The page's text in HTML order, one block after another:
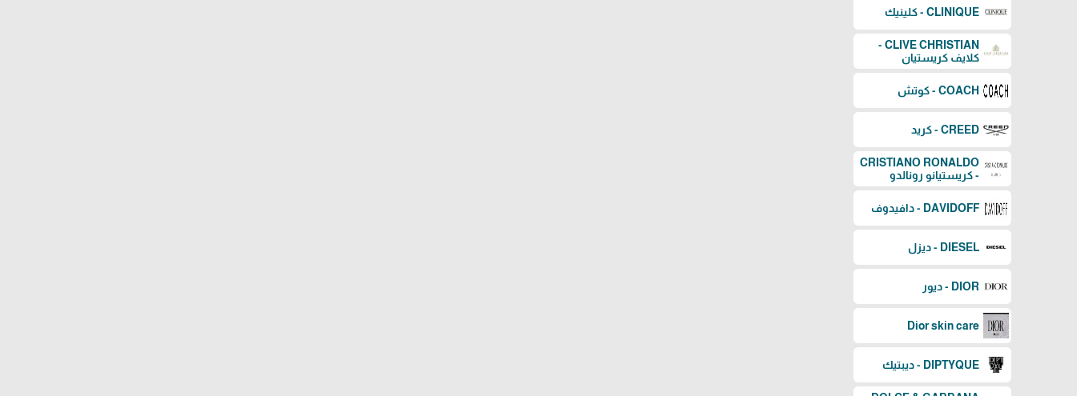
CLINIQUE - كلينيك
CLIVE CHRISTIAN -
كلايف كريستيان
COACH - كوتش
CREED - كريد
CRISTIANO RONALDO
- كريستيانو رونالدو
DAVIDOFF - دافيدوف
DIESEL - ديزل
DIOR - ديور
Dior skin care
DIPTYQUE - ديبتيك